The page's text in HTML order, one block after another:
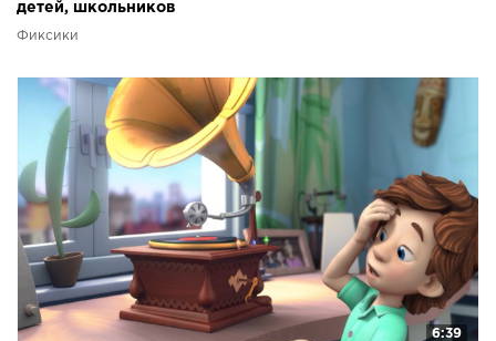
детей, школьников
Фиксики
6:39